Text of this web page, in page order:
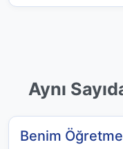
Aynı
Benim